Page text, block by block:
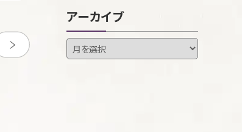
アーカイブ